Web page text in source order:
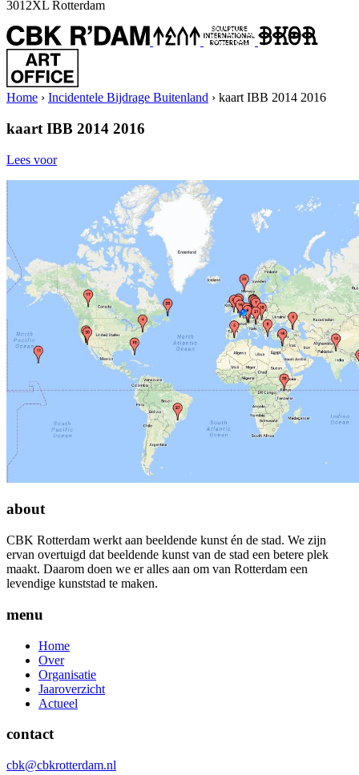
3012XL Rotterdam
Home › Incidentele Bijdrage Buitenland › kaart IBB 2014 2016
kaart IBB 2014 2016
Lees voor
about
CBK Rotterdam werkt aan beeldende kunst én de stad. We zijn
ervan overtuigd dat beeldende kunst van de stad een betere plek
maakt. Daarom doen we er alles aan om van Rotterdam een
levendige kunststad te maken.
menu
Home
Over
Organisatie
Jaaroverzicht
Actueel
contact
cbk@cbkrotterdam.nl